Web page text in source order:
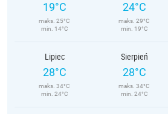
19°C
maks. 25°C
min. 14°C
24°C
maks. 29°C
min. 19°C
Lipiec
28°C
maks. 34°C
min. 24°C
Sierpień
28°C
maks. 34°C
min. 24°C